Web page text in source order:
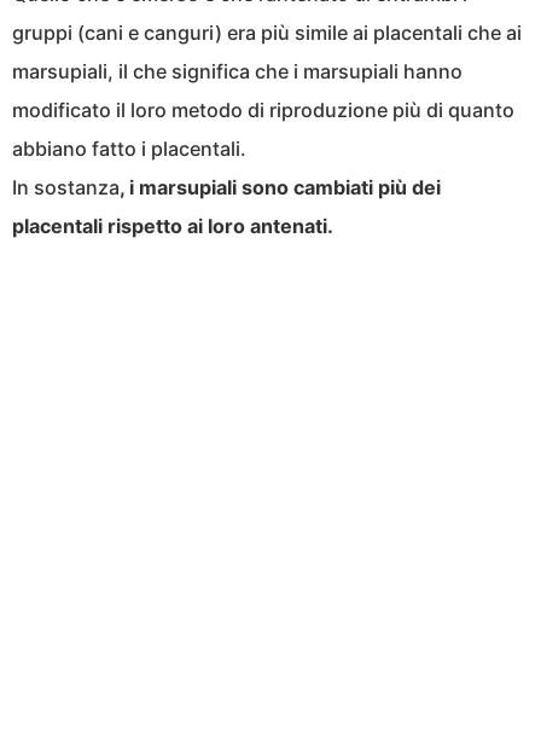
gruppi (cani e canguri) era più simile ai placentali che ai
marsupiali, il che significa che i marsupiali hanno
modificato il loro metodo di riproduzione più di quanto
abbiano fatto i placentali.
In sostanza, i marsupiali sono cambiati più dei
placentali rispetto ai loro antenati.